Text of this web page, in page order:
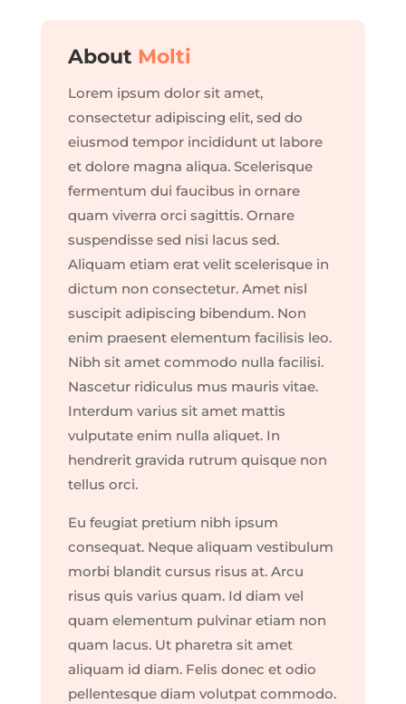
About Molti
Lorem ipsum dolor sit amet,
consectetur adipiscing elit, sed do
eiusmod tempor incididunt ut labore
et dolore magna aliqua. Scelerisque
fermentum dui faucibus in ornare
quam viverra orci sagittis. Ornare
suspendisse sed nisi lacus sed.
Aliquam etiam erat velit scelerisque in
dictum non consectetur. Amet nisl
suscipit adipiscing bibendum. Non
enim praesent elementum facilisis leo.
Nibh sit amet commodo nulla facilisi.
Nascetur ridiculus mus mauris vitae.
Interdum varius sit amet mattis
vulputate enim nulla aliquet. In
hendrerit gravida rutrum quisque non
tellus orci.
Eu feugiat pretium nibh ipsum
consequat. Neque aliquam vestibulum
morbi blandit cursus risus at. Arcu
risus quis varius quam. Id diam vel
quam elementum pulvinar etiam non
quam lacus. Ut pharetra sit amet
aliquam id diam. Felis donec et odio
pellentesque diam volutpat commodo.